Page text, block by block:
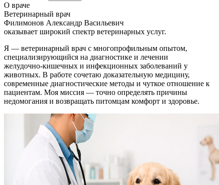
О враче
Ветеринарный врач
Филимонов Александр Васильевич
оказывает широкий спектр ветеринарных услуг.
Я — ветеринарный врач с многопрофильным опытом,
специализирующийся на диагностике и лечении
желудочно‑кишечных и инфекционных заболеваний у
животных. В работе сочетаю доказательную медицину,
современные диагностические методы и чуткое отношение к
пациентам. Моя миссия — точно определять причины
недомогания и возвращать питомцам комфорт и здоровье.